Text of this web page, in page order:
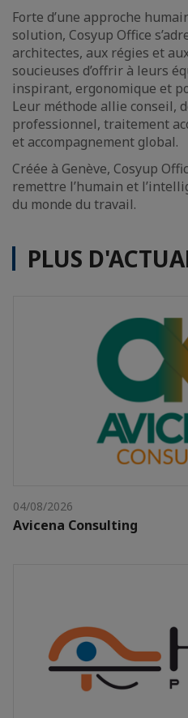
Forte d’une approche
solution, Cosyup Office
architectes, aux régies et
soucieuses d’offrir à leurs
inspirant, ergonomique et
Leur méthode allie conseil,
professionnel, traitement
et accompagnement global.
Créée à Genève, Cosyup
remettre l’humain et
du monde du travail.
PLUS
04/08/2026
Avicena Consulting